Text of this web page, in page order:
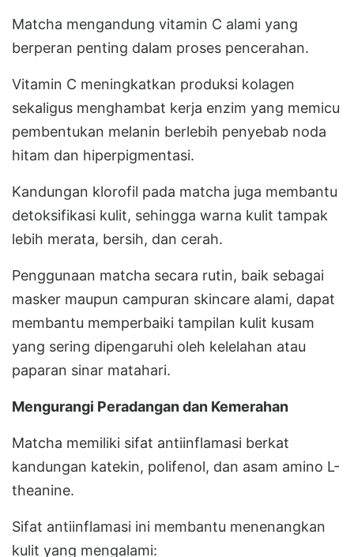
Matcha mengandung vitamin C alami yang
berperan penting dalam proses pencerahan.
Vitamin C meningkatkan produksi kolagen
sekaligus menghambat kerja enzim yang memicu
pembentukan melanin berlebih penyebab noda
hitam dan hiperpigmentasi.
Kandungan klorofil pada matcha juga membantu
detoksifikasi kulit, sehingga warna kulit tampak
lebih merata, bersih, dan cerah.
Penggunaan matcha secara rutin, baik sebagai
masker maupun campuran skincare alami, dapat
membantu memperbaiki tampilan kulit kusam
yang sering dipengaruhi oleh kelelahan atau
paparan sinar matahari.
Mengurangi Peradangan dan Kemerahan
Matcha memiliki sifat antiinflamasi berkat
kandungan katekin, polifenol, dan asam amino L-
theanine.
Sifat antiinflamasi ini membantu menenangkan
kulit yang mengalami: